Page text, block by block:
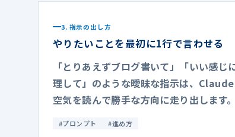
3. 指示の出し方
やりたいことを最初に1行で言わせる
「とりあえずブログ書いて」「いい感じ
理して」のような曖昧な指示は、
空気を読んで勝手な方向に走り出します
#プロンプト #進め方